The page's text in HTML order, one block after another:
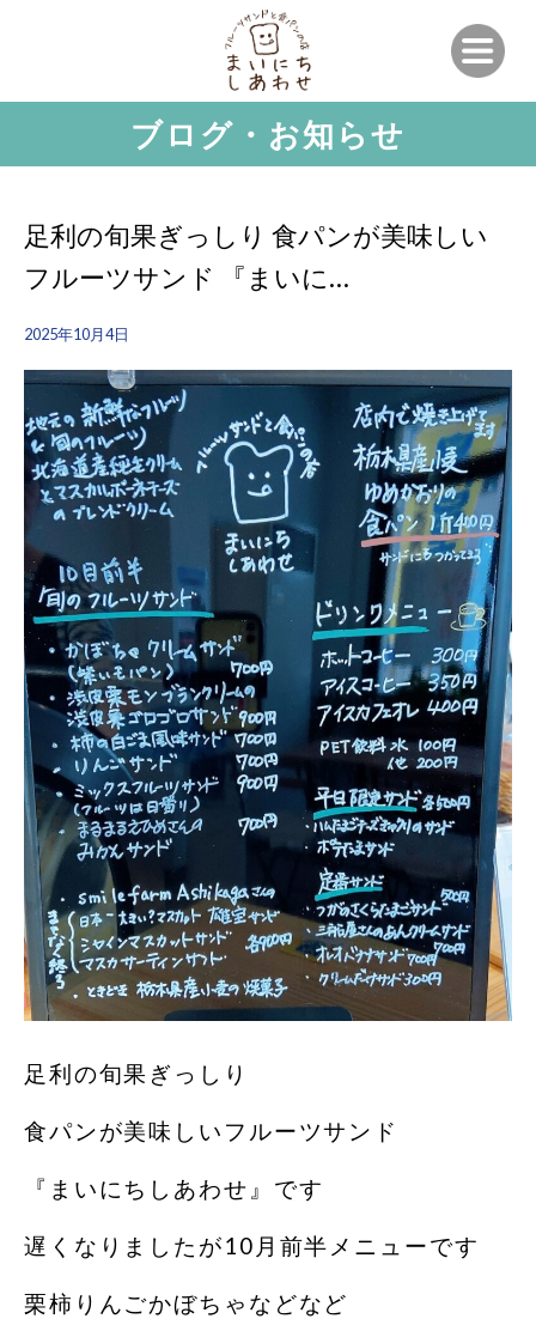
ブログ・お知らせ
足利の旬果ぎっしり 食パンが美味しい
フルーツサンド 『まいに…
2025年10月4日
足利の旬果ぎっしり
食パンが美味しいフルーツサンド
『まいにちしあわせ』です
遅くなりましたが10月前半メニューです
栗柿りんごかぼちゃなどなど